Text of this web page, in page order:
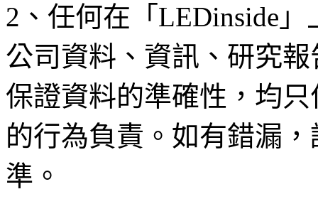
2、任何在「LEDinside
公司資料、資訊、研究
保證資料的準確性，均
的行為負責。如有錯漏
準。